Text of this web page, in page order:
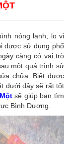
nóng lạnh, lo vi
được sử dụng phổ
càng có vai trò
một quá trình sử
chữa. Biết được
dưới đây sẽ rất tốt
sẽ giúp bạn tìm
Bình Dương.